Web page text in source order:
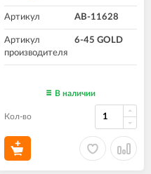
Артикул AB-11628
Артикул
производителя
6-45 GOLD
В наличии
Кол-во